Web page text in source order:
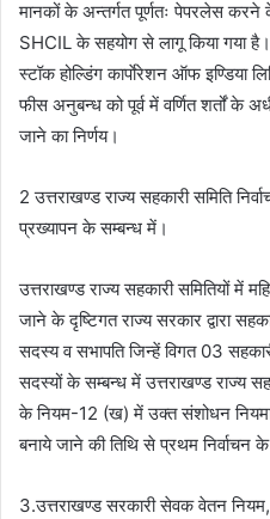
मानकों के अन्तर्गत पूर्णतः पेपरलेस
SHCIL के सहयोग से लागू किया गया
स्टॉक होल्डिंग कार्पाेरेशन ऑफ इण्डिया
फीस अनुबन्ध को पूर्व में वर्णित शर्तों के
जाने का निर्णय।
2 उत्तराखण्ड राज्य सहकारी समिति
प्रख्यापन के सम्बन्ध में।
उत्तराखण्ड राज्य सहकारी समितियों में
जाने के दृष्टिगत राज्य सरकार द्वारा
सदस्य व सभापति जिन्हें विगत 03
सदस्यों के सम्बन्ध में उत्तराखण्ड राज्य
के नियम-12 (ख) में उक्त संशोधन
बनाये जाने की तिथि से प्रथम निर्वाचन
3.उत्तराखण्ड सरकारी सेवक वेतन नियम,